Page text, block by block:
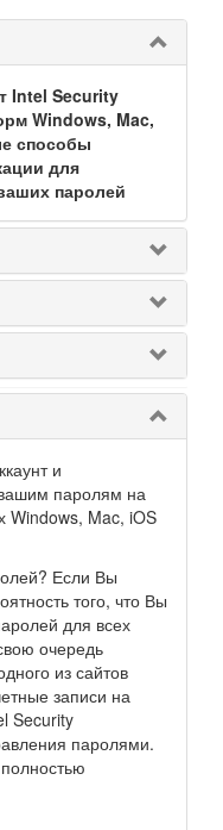
Intel Security
Windows, Mac,
способы
для
паролей
и
паролям на
Windows, Mac, iOS
Если Вы
того, что Вы
для всех
очередь
из сайтов
записи на
Security
паролями.